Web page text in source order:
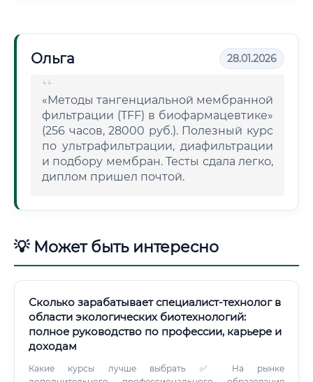
Ольга 28.01.2026
«Методы тангенциальной мембранной
фильтрации (TFF) в биофармацевтике»
(256 часов, 28000 руб.). Полезный курс
по ультрафильтрации, диафильтрации
и подбору мембран. Тесты сдала легко,
диплом пришел почтой.
💡 Может быть интересно
Сколько зарабатывает специалист-технолог в
области экологических биотехнологий:
полное руководство по профессии, карьере и
доходам
Какие курсы лучше выбрать ✅ На рынке